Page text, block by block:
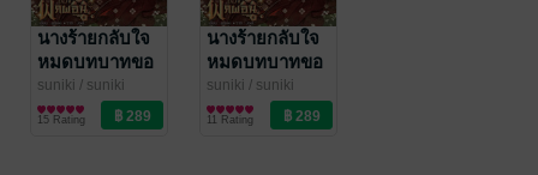
นางร้ายกลับใจ
หมดบทบาทขอ
พักผ่อน เล่ม 2
จบ
suniki / suniki
นิยายรักจีนโบราณ
15 Rating
นางร้ายกลับใจ
หมดบทบาทขอ
พักผ่อน เล่ม 1
suniki / suniki
นิยายรักจีนโบราณ
11 Rating